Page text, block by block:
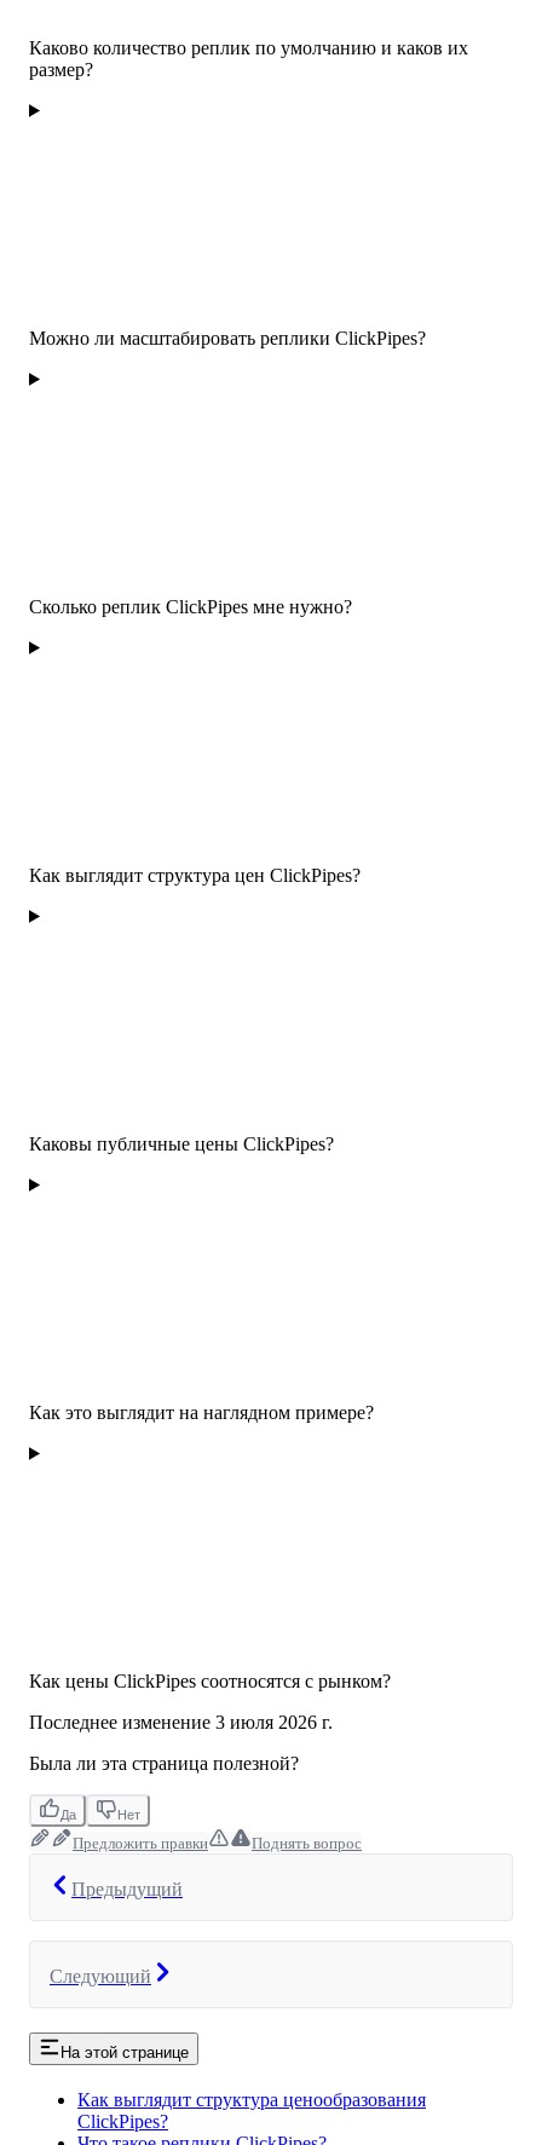
Каково количество реплик по умолчанию и каков их
размер?
Можно ли масштабировать реплики ClickPipes?
Сколько реплик ClickPipes мне нужно?
Как выглядит структура цен ClickPipes?
Каковы публичные цены ClickPipes?
Как это выглядит на наглядном примере?
Как цены ClickPipes соотносятся с рынком?
Последнее изменение 3 июля 2026 г.
Была ли эта страница полезной?
Да Нет
Предложить правки Поднять вопрос
Предыдущий
Следующий
На этой странице
Как выглядит структура ценообразования
ClickPipes?